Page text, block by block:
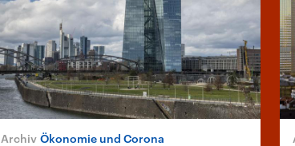
Ökonomie und Corona